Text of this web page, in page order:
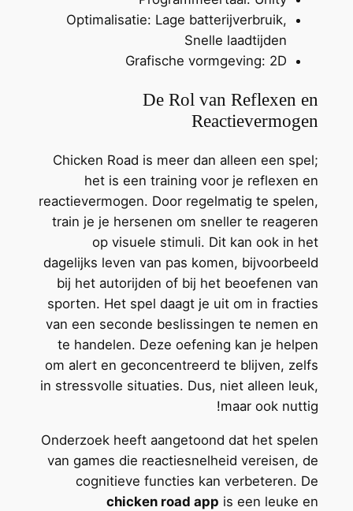
Optimalisatie: Lage batterijverbruik,
Snelle laadtijden
Grafische vormgeving: 2D
De Rol van Reflexen en
Reactievermogen
Chicken Road is meer dan alleen een spel;
het is een training voor je reflexen en
reactievermogen. Door regelmatig te spelen,
train je je hersenen om sneller te reageren
op visuele stimuli. Dit kan ook in het
dagelijks leven van pas komen, bijvoorbeeld
bij het autorijden of bij het beoefenen van
sporten. Het spel daagt je uit om in fracties
van een seconde beslissingen te nemen en
te handelen. Deze oefening kan je helpen
om alert en geconcentreerd te blijven, zelfs
in stressvolle situaties. Dus, niet alleen leuk,
maar ook nuttig!
Onderzoek heeft aangetoond dat het spelen
van games die reactiesnelheid vereisen, de
cognitieve functies kan verbeteren. De
chicken road app is een leuke en